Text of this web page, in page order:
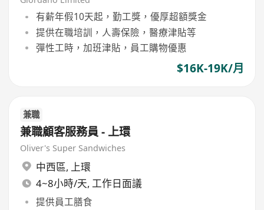
有薪年假10天起，勤工獎，優厚超額獎金
提供在職培訓，人壽保險，醫療津貼等
彈性工時，加班津貼，員工購物優惠
$16K-19K/月
兼職
兼職顧客服務員 - 上環
Oliver's Super Sandwiches
中西區, 上環
4~8小時/天, 工作日面議
提供員工膳食